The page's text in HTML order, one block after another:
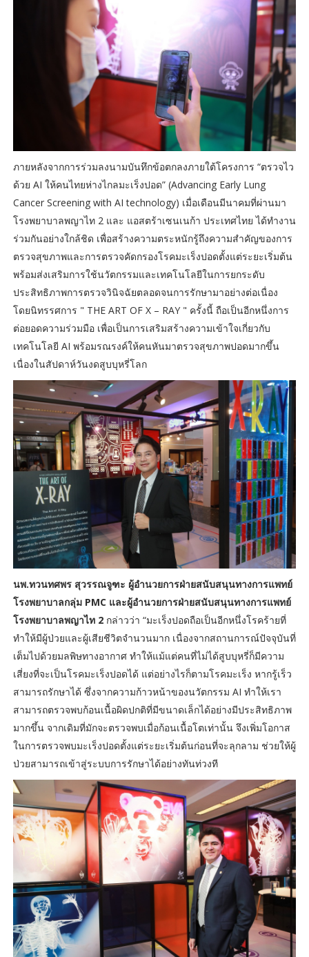
ภายหลังจากการร่วมลงนามบันทึกข้อตกลงภายใต้โครงการ “ตรวจไว
ด้วย AI ให้คนไทยห่างไกลมะเร็งปอด” (Advancing Early Lung
Cancer Screening with AI technology) เมื่อเดือนมีนาคมที่ผ่านมา
โรงพยาบาลพญาไท 2 และ แอสตร้าเซนเนก้า ประเทศไทย ได้ทำงาน
ร่วมกันอย่างใกล้ชิด เพื่อสร้างความตระหนักรู้ถึงความสำคัญของการ
ตรวจสุขภาพและการตรวจคัดกรองโรคมะเร็งปอดตั้งแต่ระยะเริ่มต้น
พร้อมส่งเสริมการใช้นวัตกรรมและเทคโนโลยีในการยกระดับ
ประสิทธิภาพการตรวจวินิจฉัยตลอดจนการรักษามาอย่างต่อเนื่อง
โดยนิทรรศการ " THE ART OF X – RAY " ครั้งนี้ ถือเป็นอีกหนึ่งการ
ต่อยอดความร่วมมือ เพื่อเป็นการเสริมสร้างความเข้าใจเกี่ยวกับ
เทคโนโลยี AI พร้อมรณรงค์ให้คนหันมาตรวจสุขภาพปอดมากขึ้น
เนื่องในสัปดาห์วันงดสูบบุหรี่โลก
นพ.ทวนทศพร สุวรรณจูฑะ ผู้อำนวยการฝ่ายสนับสนุนทางการแพทย์
โรงพยาบาลกลุ่ม PMC และผู้อำนวยการฝ่ายสนับสนุนทางการแพทย์
โรงพยาบาลพญาไท 2กล่าวว่า “มะเร็งปอดถือเป็นอีกหนึ่งโรคร้ายที่
ทำให้มีผู้ป่วยและผู้เสียชีวิตจำนวนมาก เนื่องจากสถานการณ์ปัจจุบันที่
เต็มไปด้วยมลพิษทางอากาศ ทำให้แม้แต่คนที่ไม่ได้สูบบุหรี่ก็มีความ
เสี่ยงที่จะเป็นโรคมะเร็งปอดได้ แต่อย่างไรก็ตามโรคมะเร็ง หากรู้เร็ว
สามารถรักษาได้ ซึ่งจากความก้าวหน้าของนวัตกรรม AI ทำให้เรา
สามารถตรวจพบก้อนเนื้อผิดปกติที่มีขนาดเล็กได้อย่างมีประสิทธิภาพ
มากขึ้น จากเดิมที่มักจะตรวจพบเมื่อก้อนเนื้อโตเท่านั้น จึงเพิ่มโอกาส
ในการตรวจพบมะเร็งปอดตั้งแต่ระยะเริ่มต้นก่อนที่จะลุกลาม ช่วยให้ผู้
ป่วยสามารถเข้าสู่ระบบการรักษาได้อย่างทันท่วงที